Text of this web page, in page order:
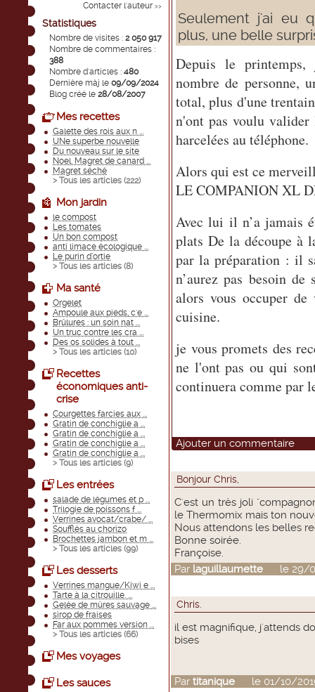
Contacter l'auteur >>
Statistiques
Nombre de visites : 2 050 917
Nombre de commentaires :
388
Nombre d'articles : 480
Dernière màj le 09/09/2024
Blog créé le 28/08/2007
Mes recettes
Galette des rois aux n ...
UNe superbe nouvelle
Du nouveau sur le site
Noel. Magret de canard ...
Magret séché
> Tous les articles (222)
Mon jardin
le compost
Les tomates
Un bon compost
anti limace écologique ...
Le purin d’ortie
> Tous les articles (8)
Ma santé
Orgelet
Ampoule aux pieds, c'e ...
Brûlures : un soin nat ...
Un truc contre les cra ...
Des os solides à tout ...
> Tous les articles (10)
Recettes
économiques anti-
crise
Courgettes farcies aux ...
Gratin de conchiglie a ...
Gratin de conchiglie a ...
Gratin de conchiglie a ...
Gratin de conchiglie a ...
> Tous les articles (9)
Les entrées
salade de légumes et p ...
Trilogie de poissons f ...
Verrines avocat/crabe/ ...
Soufflés au chorizo
Brochettes jambon et m ...
> Tous les articles (99)
Les desserts
Verrines mangue/Kiwi e ...
Tarte à la citrouille. ...
Gelée de mûres sauvage ...
sirop de fraises
Far aux pommes version ...
> Tous les articles (66)
Mes voyages
Les sauces
Seulement j'ai eu
plus, une belle
Depuis le
nombre de personne,
total, plus d'une
n'ont pas voulu valider
harcelées au téléphone.
Alors qui est ce
LE COMPANION XL
Avec lui il n’a jamais
plats De la découpe à
par la préparation : il
n’aurez pas besoin
alors vous occuper
cuisine.
je vous promets des
ne l'ont pas ou qui
continuera comme par
Ajouter un commentaire
Bonjour Chris,
C'est un très joli
le Thermomix mais ton
Nous attendons les belles
Bonne soirée.
Françoise.
Par laguillaumettele 29/09/
Chris.
il est magnifique, j'attends
bises
Par titaniquele 01/10/2019